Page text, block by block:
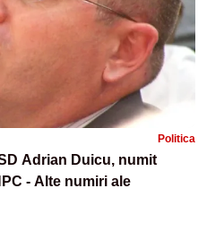
Politica
Adrian Duicu, numit
- Alte numiri ale